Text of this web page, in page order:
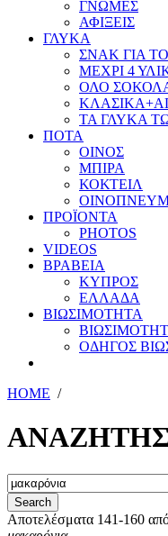
ΓΝΩΜΕΣ
ΑΦΙΞΕΙΣ
ΓΛΥΚΑ
ΣΝΑΚ ΓΙΑ
ΜΕΧΡΙ 4
ΟΛΟ
ΤΑ ΓΛΥΚΑ
ΠΟΤΑ
ΟΙΝΟΣ
ΜΠΙΡΑ
ΚΟΚΤΕΙΛ
ΠΡΟΪΟΝΤΑ
PHOTOS
VIDEOS
ΒΡΑΒΕΙΑ
ΚΥΠΡΟΣ
ΕΛΛΑΔΑ
ΒΙΩΣΙΜΟΤΗΤΑ
ΟΔΗΓΟΣ
HOME /
Αποτελέσματα 141-160